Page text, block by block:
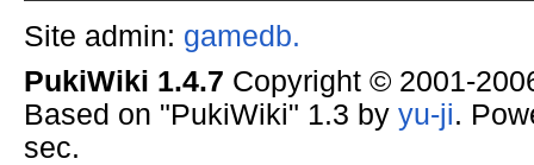
Site admin: gamedb.
PukiWiki 1.4.7 Copyright © 2001-
Based on "PukiWiki" 1.3 by yu-ji.
sec.